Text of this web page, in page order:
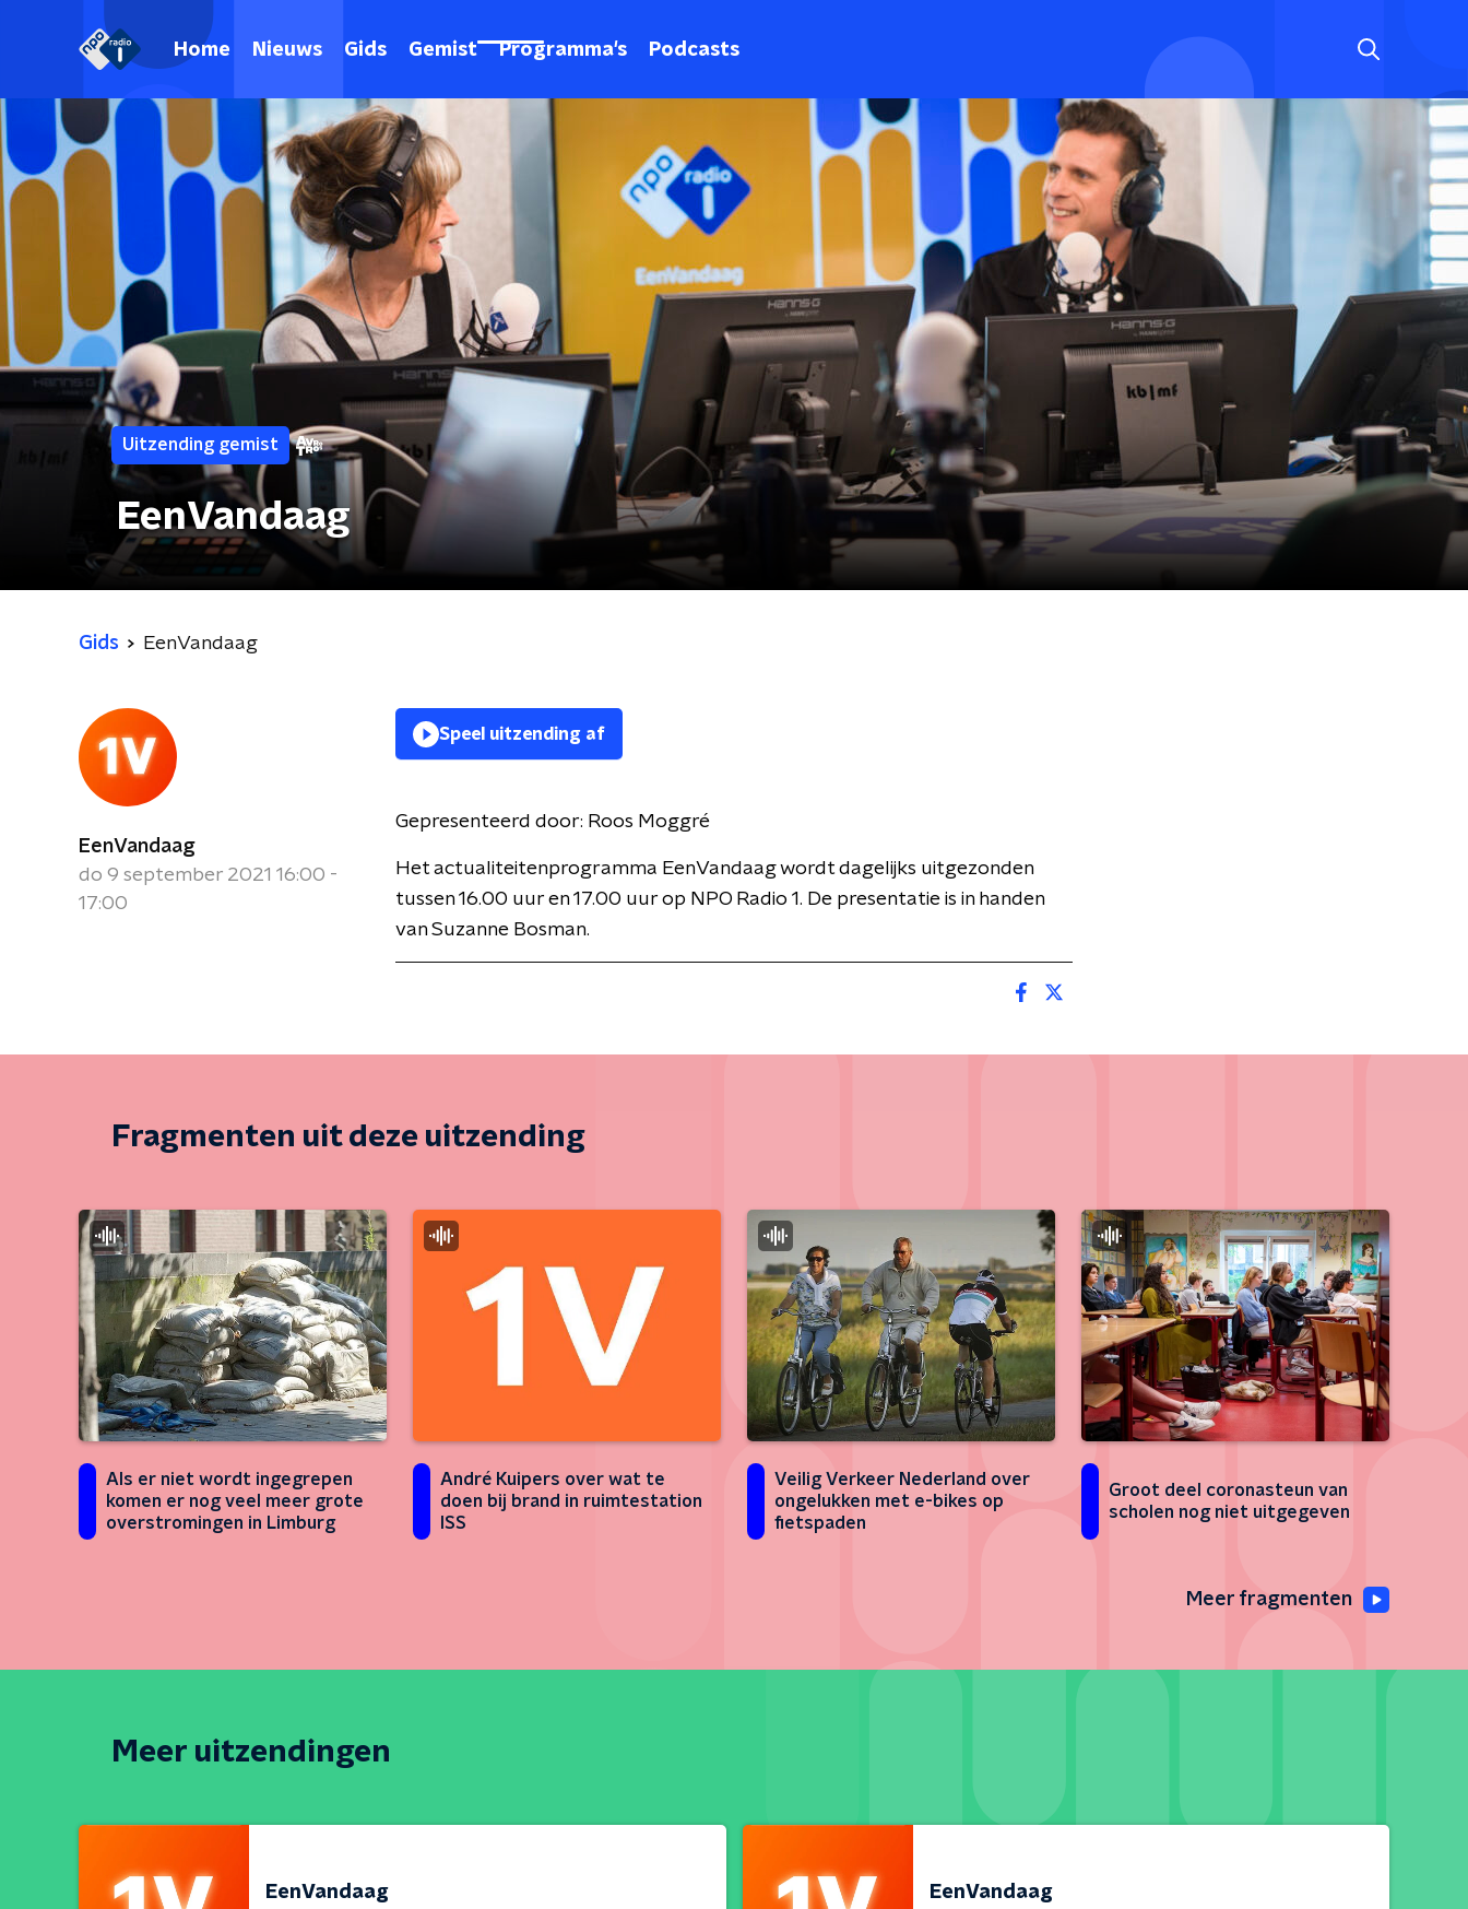
Home Nieuws Gids Gemist Programma's Podcasts
Uitzending gemist
EenVandaag
Gids EenVandaag
EenVandaag
do 9 september 2021 16:00 -
17:00
Speel uitzending af
Gepresenteerd door: Roos Moggré
Het actualiteitenprogramma EenVandaag wordt dagelijks uitgezonden
tussen 16.00 uur en 17.00 uur op NPO Radio 1. De presentatie is in handen
van Suzanne Bosman.
Fragmenten uit deze uitzending
Als er niet wordt ingegrepen
komen er nog veel meer grote
overstromingen in Limburg
André Kuipers over wat te
doen bij brand in ruimtestation
ISS
Veilig Verkeer Nederland over
ongelukken met e-bikes op
fietspaden
Groot deel coronasteun van
scholen nog niet uitgegeven
Meer fragmenten
Meer uitzendingen
EenVandaag
EenVandaag